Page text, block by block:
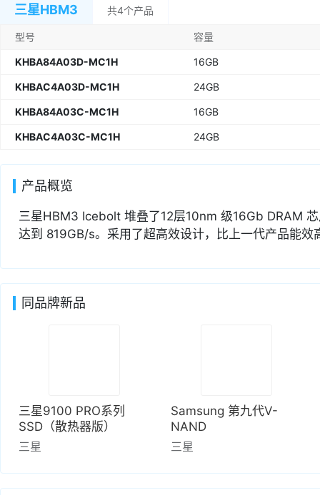
三星HBM3 共4个产品
型号 容量
KHBA84A03D-MC1H 16GB
KHBAC4A03D-MC1H 24GB
KHBA84A03C-MC1H 16GB
KHBAC4A03C-MC1H 24GB
产品概览
三星HBM3 Icebolt 堆叠了12层10nm 级16Gb DRAM
达到 819GB/s。采用了超高效设计，比上一代产品能
同品牌新品
三星9100 PRO系列
SSD（散热器版）
三星
Samsung 第九代V-
NAND
三星